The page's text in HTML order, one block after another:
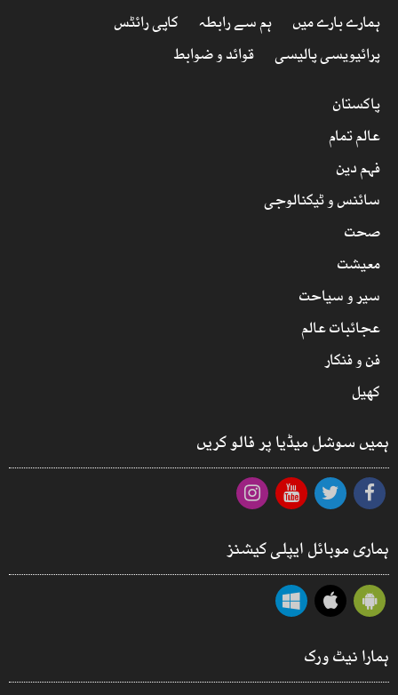
ہمارے بارے میں ہم سے رابطہ
کاپی رائٹس
پرائیویسی پالیسی
قوائد و ضوابط
پاکستان
عالم تمام
فہم دین
سائنس و ٹیکنالوجی
صحت
معیشت
سیر و سیاحت
عجائبات عالم
فن و فنکار
کھیل
ہمیں سوشل میڈیا پر فالو کریں
ہماری موبائل ایپلی کیشنز
ہمارا نیٹ ورک